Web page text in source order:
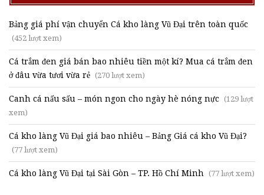
Bảng giá phí vận chuyển Cá kho làng Vũ Đại trên toàn quốc
(452 lượt xem)
Cá trắm đen giá bán bao nhiêu tiền một kí? Mua cá trắm đen
ở đâu vừa tươi vừa rẻ (270 lượt xem)
Canh cá nấu sấu – món ngon cho ngày hè nóng nực (129 lượt
xem)
Cá kho làng Vũ Đại giá bao nhiêu – Bảng Giá cá kho Vũ Đại?
(77 lượt xem)
Cá kho làng Vũ Đại tại Sài Gòn – TP. Hồ Chí Minh (77 lượt xem)